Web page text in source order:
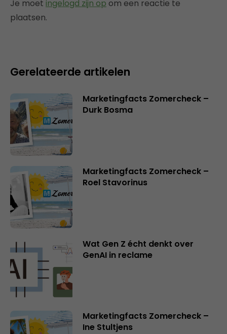
Je moet ingelogd zijn op om een reactie te
plaatsen.
Gerelateerde artikelen
Marketingfacts Zomercheck –
Durk Bosma
Marketingfacts Zomercheck –
Roel Stavorinus
Wat Gen Z écht denkt over
GenAI in reclame
Marketingfacts Zomercheck –
Ine Stultjens